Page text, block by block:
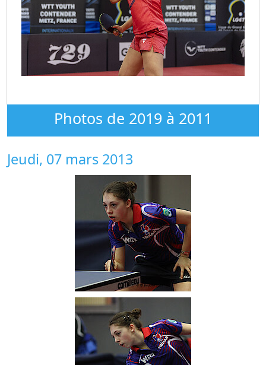
Photos de 2019 à 2011
Jeudi, 07 mars 2013